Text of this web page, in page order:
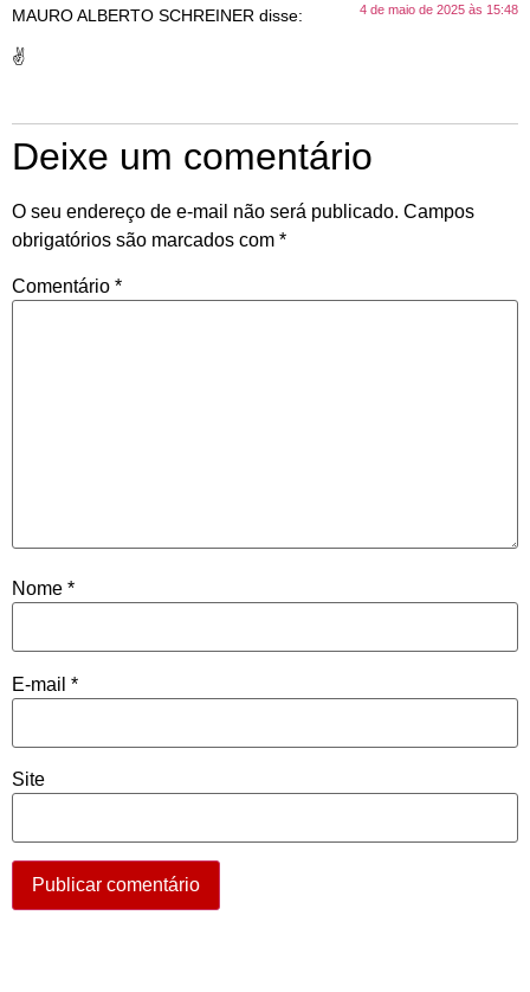
MAURO ALBERTO SCHREINER disse: 4 de maio de 2025 às 15:48
✌️
Deixe um comentário
O seu endereço de e-mail não será publicado. Campos
obrigatórios são marcados com *
Comentário *
Nome *
E-mail *
Site